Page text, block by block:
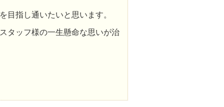
目指し通いたいと思います。
タッフ様の一生懸命な思いが治